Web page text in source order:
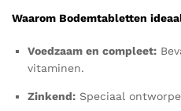
Waarom Bodemtabletten
Voedzaam en compleet:
vitaminen.
Zinkend: Speciaal